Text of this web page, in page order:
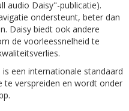
audio Daisy"-publicatie).
ondersteunt, beter dan
Daisy biedt ook andere
de voorleessnelheid te
een internationale standaard
te verspreiden en wordt onder